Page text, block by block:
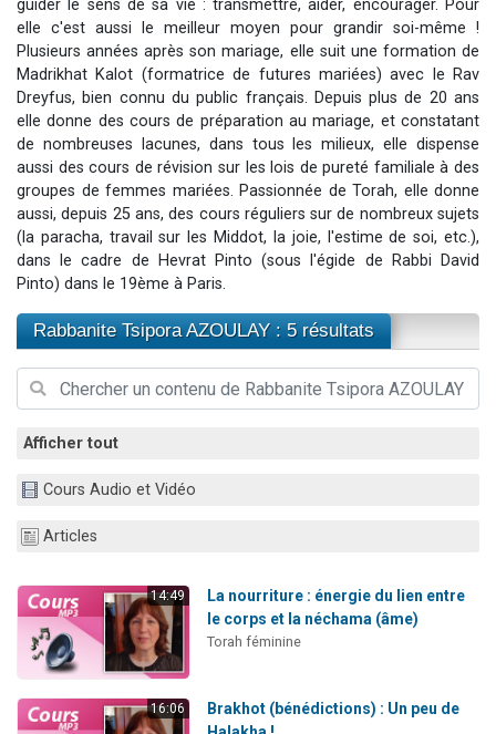
30 personnes viennent de faire un don pour Sauvez la jambe de Yohan
Il reste 49 places pour étudier en groupe sur Zoom
12 nouvelles musiques dans Torah-Box Music
29 personnes viennent de demander une bénédiction
guider le sens de sa vie : transmettre, aider, encourager. Pour
elle c'est aussi le meilleur moyen pour grandir soi-même !
Plusieurs années après son mariage, elle suit une formation de
Madrikhat Kalot (formatrice de futures mariées) avec le Rav
Dreyfus, bien connu du public français. Depuis plus de 20 ans
elle donne des cours de préparation au mariage, et constatant
de nombreuses lacunes, dans tous les milieux, elle dispense
aussi des cours de révision sur les lois de pureté familiale à des
groupes de femmes mariées. Passionnée de Torah, elle donne
aussi, depuis 25 ans, des cours réguliers sur de nombreux sujets
(la paracha, travail sur les Middot, la joie, l'estime de soi, etc.),
dans le cadre de Hevrat Pinto (sous l'égide de Rabbi David
Pinto) dans le 19ème à Paris.
Rabbanite Tsipora AZOULAY : 5 résultats
Afficher tout
Cours Audio et Vidéo
Articles
14:49
La nourriture : énergie du lien entre
le corps et la néchama (âme)
Torah féminine
16:06
Brakhot (bénédictions) : Un peu de